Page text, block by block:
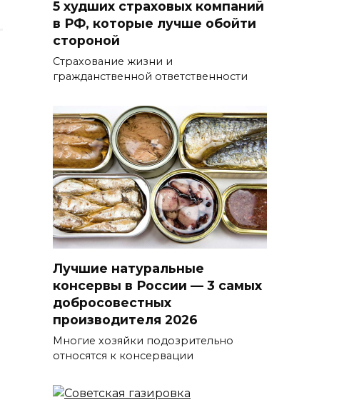
5 худших страховых компаний
в РФ, которые лучше обойти
стороной
Страхование жизни и
гражданственной ответственности
Лучшие натуральные
консервы в России — 3 самых
добросовестных
производителя 2026
Многие хозяйки подозрительно
относятся к консервации